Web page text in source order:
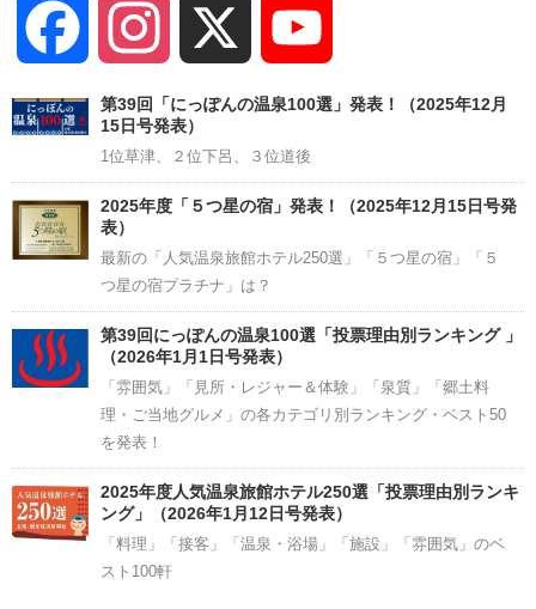
Facebook Instagram
Channel
第39回「にっぽんの温泉100選」発表！（2025年12月
15日号発表）
1位草津、２位下呂、３位道後
2025年度「５つ星の宿」発表！（2025年12月15日号発
表）
最新の「人気温泉旅館ホテル250選」「５つ星の宿」「５
つ星の宿プラチナ」は？
第39回にっぽんの温泉100選「投票理由別ランキング 」
（2026年1月1日号発表）
「雰囲気」「見所・レジャー＆体験」「泉質」「郷土料
理・ご当地グルメ」の各カテゴリ別ランキング・ベスト50
を発表！
2025年度人気温泉旅館ホテル250選「投票理由別ランキ
ング」（2026年1月12日号発表）
「料理」「接客」「温泉・浴場」「施設」「雰囲気」のベ
スト100軒